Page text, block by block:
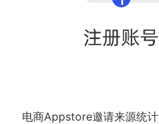
电商Appstore邀请来源统计